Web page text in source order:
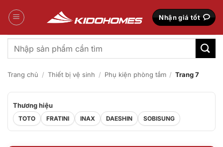
qua
Nhận giá tốt
Tìm
kiếm:
Trang chủ / Thiết bị vệ sinh / Phụ kiện phòng tắm / Trang 7
Thương hiệu
TOTO FRATINI INAX DAESHIN SOBISUNG